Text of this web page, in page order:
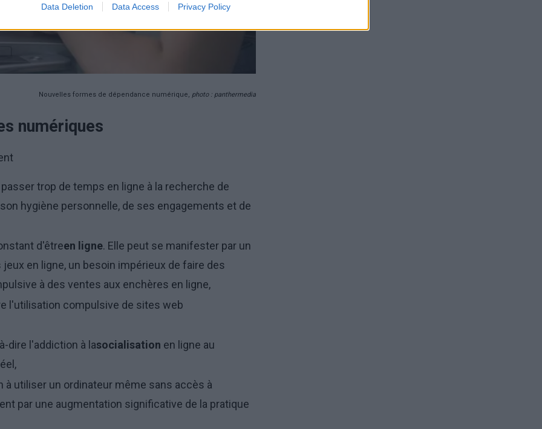
Data Deletion Data Access Privacy Policy
Nouvelles formes de dépendance numérique, photo : panthermedia
numériques
trop de temps en ligne à la recherche de
hygiène personnelle, de ses engagements et de
d'êtreen ligne. Elle peut se manifester par un
en ligne, un besoin impérieux de faire des
à des ventes aux enchères en ligne,
l'utilisation compulsive de sites web
dire l'addiction à lasocialisation en ligne au
à utiliser un ordinateur même sans accès à
par une augmentation significative de la pratique